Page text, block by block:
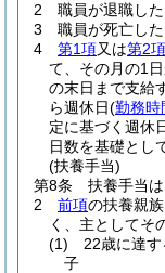
2
職員が退職し
3
職員が死亡し
4
第1項又は第2項
て、その月の1
の末日まで支給
ら週休日(勤務時
定に基づく週休
日数を基礎とし
(扶養手当)
第8条
扶養手当
2
前項の扶養親
く、主としてそ
(1)
22歳に達
子